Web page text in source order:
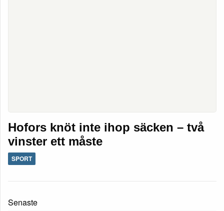
Hofors knöt inte ihop säcken – två
vinster ett måste
SPORT
Senaste